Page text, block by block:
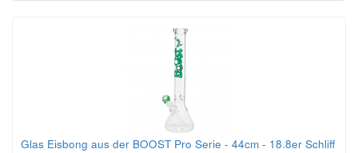
Glas Eisbong aus der BOOST Pro Serie - 44cm - 18.8er Schliff